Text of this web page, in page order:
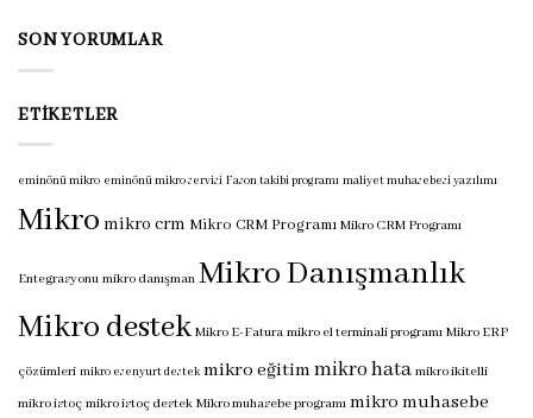
için
SON YORUMLAR
ETIKETLER
eminönü mikro eminönü mikro servisi Fason takibi programı maliyet muhasebesi yazılımı
Mikro mikro crm Mikro CRM Programı Mikro CRM Programı
Entegrasyonu mikro danışman Mikro Danışmanlık
Mikro destek Mikro E-Fatura mikro el terminali programı Mikro ERP
çözümleri mikro esenyurt destek mikro eğitimmikro hata mikro ikitelli
mikro istoç mikro istoç destek Mikro muhasebe programı mikro muhasebe